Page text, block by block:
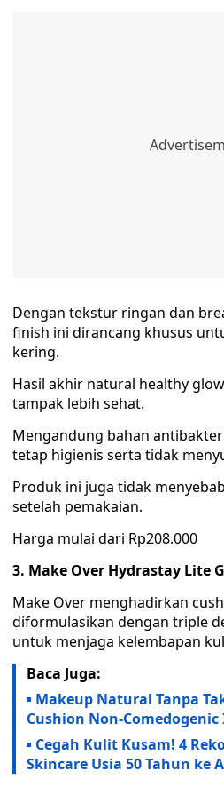
Dengan tekstur ringan dan
finish ini dirancang khusus
kering.
Hasil akhir natural healthy
tampak lebih sehat.
Mengandung bahan
tetap higienis serta tidak
Produk ini juga tidak
setelah pemakaian.
Harga mulai dari Rp208.000
3. Make Over Hydrastay Lite
Make Over menghadirkan
diformulasikan dengan triple
untuk menjaga kelembapan
Baca Juga:
Makeup Natural Tanpa
Cushion Non-Comedogenic
Cegah Kulit Kusam! 4
Skincare Usia 50 Tahun ke